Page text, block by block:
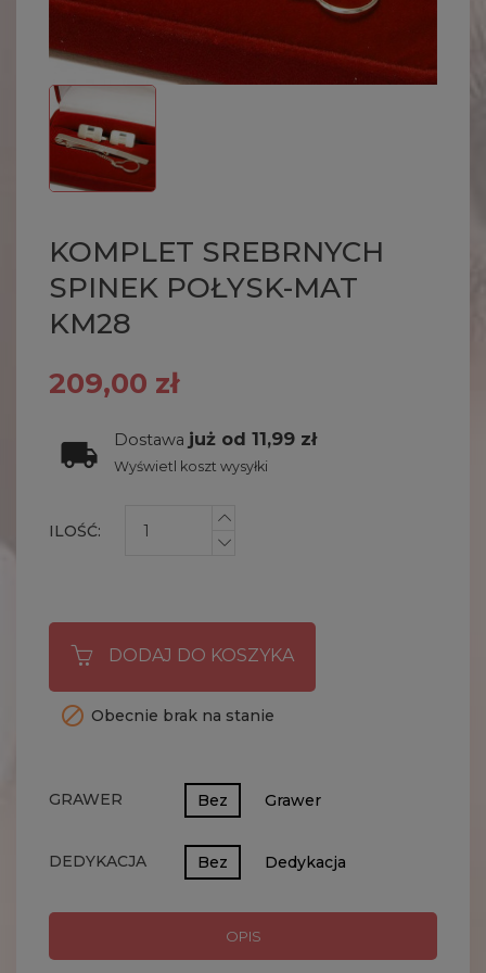
KOMPLET SREBRNYCH
SPINEK POŁYSK-MAT
KM28
209,00 zł
Dostawa już od 11,99 zł
Wyświetl koszt wysyłki
ILOŚĆ:
DODAJ DO KOSZYKA
 Obecnie brak na stanie
GRAWER Bez Grawer
DEDYKACJA Bez Dedykacja
OPIS